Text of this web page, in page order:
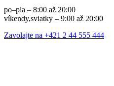
po–pia – 8:00 až 20:00
víkendy,sviatky – 9:00 až 20:00
Zavolajte na +421 2 44 555 444